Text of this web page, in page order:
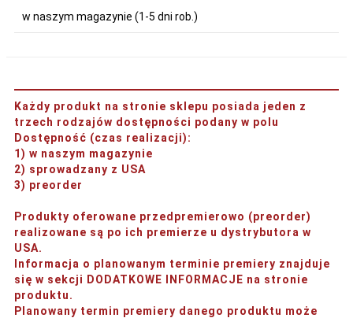
w naszym magazynie (1-5 dni rob.)
Każdy produkt na stronie sklepu posiada jeden z
trzech rodzajów dostępności podany w polu
Dostępność (czas realizacji):
1) w naszym magazynie
2) sprowadzany z USA
3) preorder
Produkty oferowane przedpremierowo (preorder)
realizowane są po ich premierze u dystrybutora w
USA.
Informacja o planowanym terminie premiery znajduje
się w sekcji DODATKOWE INFORMACJE na stronie
produktu.
Planowany termin premiery danego produktu może